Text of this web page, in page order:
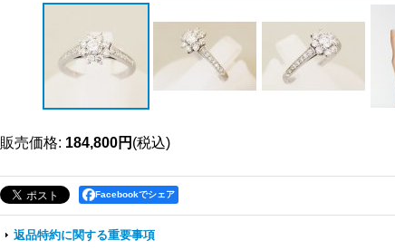
販売価格: 184,800円 (税込)
Facebookでシェア
返品特約に関する重要事項